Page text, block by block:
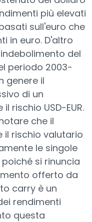
più elevati
sull'euro che
in euro. D'altro
del
periodo 2003-
genere il
di un
rischio USD-EUR.
che il
il rischio valutario
le singole
si rinuncia
offerto da
carry è un
rendimenti
questa